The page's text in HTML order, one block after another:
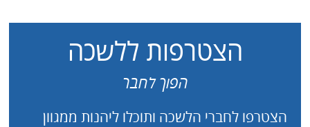
הצטרפות ללשכה
הפוך לחבר
הצטרפו לחברי הלשכה ותוכלו ליהנות ממגוון